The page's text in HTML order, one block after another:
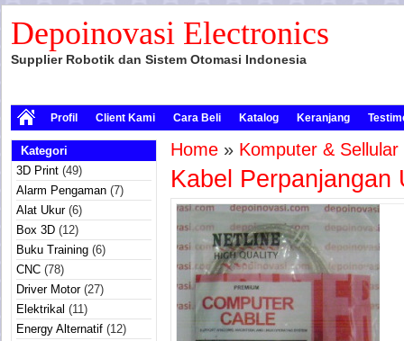
Depoinovasi Electronics
Supplier Robotik dan Sistem Otomasi Indonesia
Profil Client Kami Cara Beli Katalog Keranjang
Kategori
3D Print (49)
Alarm Pengaman (7)
Alat Ukur(6)
Box 3D (12)
Buku Training (6)
CNC (78)
Driver Motor(27)
Elektrikal (11)
Energy Alternatif (12)
Home » Komputer & Sellular
Kabel Perpanjangan